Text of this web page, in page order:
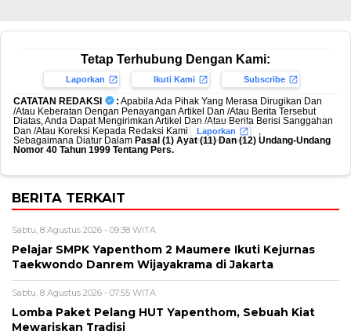
Tetap Terhubung Dengan Kami:
Laporkan Ikuti Kami Subscribe
CATATAN REDAKSI : Apabila Ada Pihak Yang Merasa Dirugikan Dan
/Atau Keberatan Dengan Penayangan Artikel Dan /Atau Berita Tersebut
Diatas, Anda Dapat Mengirimkan Artikel Dan /Atau Berita Berisi Sanggahan
Dan /Atau Koreksi Kepada Redaksi Kami
Laporkan
,
Sebagaimana Diatur Dalam Pasal (1) Ayat (11) Dan (12) Undang-Undang
Nomor 40 Tahun 1999 Tentang Pers.
BERITA TERKAIT
Sabtu, 8 Agustus 2026 - 09:38 WITA
Pelajar SMPK Yapenthom 2 Maumere Ikuti Kejurnas
Taekwondo Danrem Wijayakrama di Jakarta
Sabtu, 8 Agustus 2026 - 07:55 WITA
Lomba Paket Pelang HUT Yapenthom, Sebuah Kiat
Mewariskan Tradisi